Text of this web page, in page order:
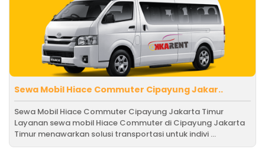
Sewa Mobil Hiace Commuter Cipayung Jakar..
Sewa Mobil Hiace Commuter Cipayung Jakarta Timur
Layanan sewa mobil Hiace Commuter di Cipayung Jakarta
Timur menawarkan solusi transportasi untuk indivi ...